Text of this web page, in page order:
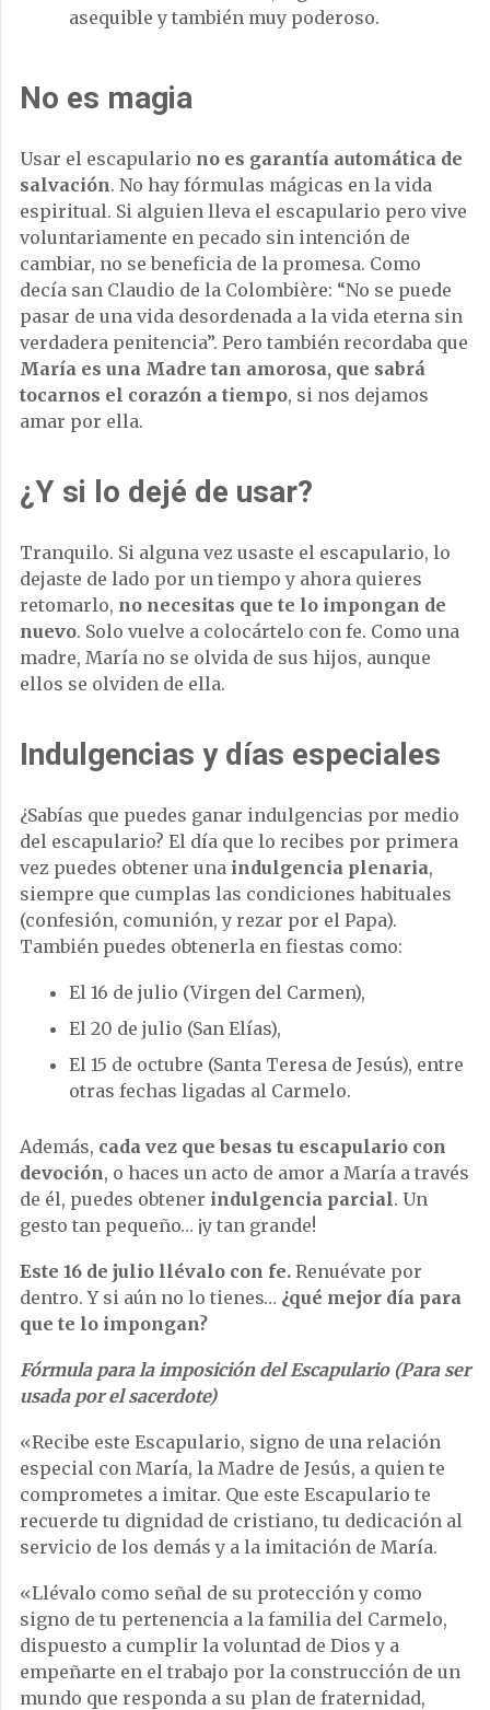
asequible y también muy poderoso.
No es magia
Usar el escapulario no es garantía automática de
salvación. No hay fórmulas mágicas en la vida
espiritual. Si alguien lleva el escapulario pero vive
voluntariamente en pecado sin intención de
cambiar, no se beneficia de la promesa. Como
decía san Claudio de la Colombière: “No se puede
pasar de una vida desordenada a la vida eterna sin
verdadera penitencia”. Pero también recordaba que
María es una Madre tan amorosa, que sabrá
tocarnos el corazón a tiempo, si nos dejamos
amar por ella.
¿Y si lo dejé de usar?
Tranquilo. Si alguna vez usaste el escapulario, lo
dejaste de lado por un tiempo y ahora quieres
retomarlo, no necesitas que te lo impongan de
nuevo. Solo vuelve a colocártelo con fe. Como una
madre, María no se olvida de sus hijos, aunque
ellos se olviden de ella.
Indulgencias y días especiales
¿Sabías que puedes ganar indulgencias por medio
del escapulario? El día que lo recibes por primera
vez puedes obtener una indulgencia plenaria,
siempre que cumplas las condiciones habituales
(confesión, comunión, y rezar por el Papa).
También puedes obtenerla en fiestas como:
El 16 de julio (Virgen del Carmen),
El 20 de julio (San Elías),
El 15 de octubre (Santa Teresa de Jesús), entre
otras fechas ligadas al Carmelo.
Además, cada vez que besas tu escapulario con
devoción, o haces un acto de amor a María a través
de él, puedes obtener indulgencia parcial. Un
gesto tan pequeño… ¡y tan grande!
Este 16 de julio llévalo con fe. Renuévate por
dentro. Y si aún no lo tienes… ¿qué mejor día para
que te lo impongan?
Fórmula para la imposición del Escapulario (Para ser
usada por el sacerdote)
«Recibe este Escapulario, signo de una relación
especial con María, la Madre de Jesús, a quien te
comprometes a imitar. Que este Escapulario te
recuerde tu dignidad de cristiano, tu dedicación al
servicio de los demás y a la imitación de María.
«Llévalo como señal de su protección y como
signo de tu pertenencia a la familia del Carmelo,
dispuesto a cumplir la voluntad de Dios y a
empeñarte en el trabajo por la construcción de un
mundo que responda a su plan de fraternidad,